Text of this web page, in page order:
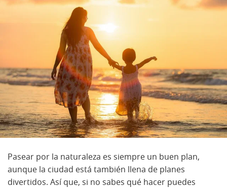
Pasear por la naturaleza es siempre un buen plan,
aunque la ciudad está también llena de planes
divertidos. Así que, si no sabes qué hacer puedes